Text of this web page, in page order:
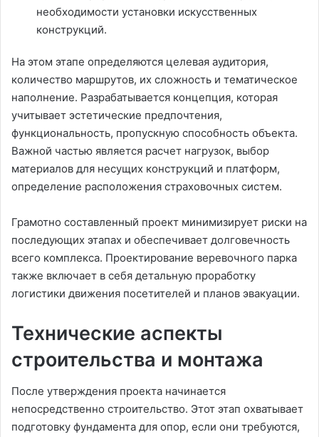
необходимости установки искусственных
конструкций.
На этом этапе определяются целевая аудитория,
количество маршрутов, их сложность и тематическое
наполнение. Разрабатывается концепция, которая
учитывает эстетические предпочтения,
функциональность, пропускную способность объекта.
Важной частью является расчет нагрузок, выбор
материалов для несущих конструкций и платформ,
определение расположения страховочных систем.
Грамотно составленный проект минимизирует риски на
последующих этапах и обеспечивает долговечность
всего комплекса. Проектирование веревочного парка
также включает в себя детальную проработку
логистики движения посетителей и планов эвакуации.
Технические аспекты
строительства и монтажа
После утверждения проекта начинается
непосредственно строительство. Этот этап охватывает
подготовку фундамента для опор, если они требуются,